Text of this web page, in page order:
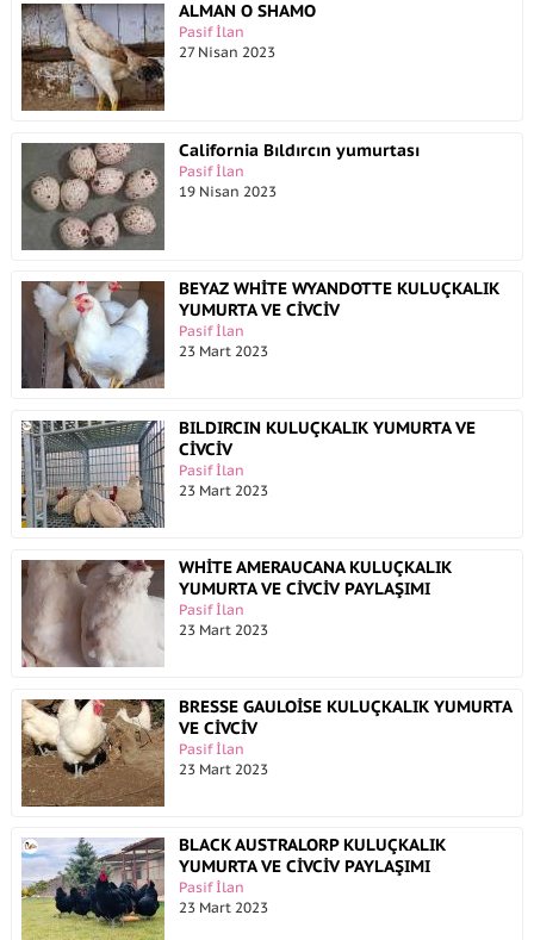
ALMAN O SHAMO
Pasif İlan
27 Nisan 2023
California Bıldırcın yumurtası
Pasif İlan
19 Nisan 2023
BEYAZ WHİTE WYANDOTTE KULUÇKALIK
YUMURTA VE CİVCİV
Pasif İlan
23 Mart 2023
BILDIRCIN KULUÇKALIK YUMURTA VE
CİVCİV
Pasif İlan
23 Mart 2023
WHİTE AMERAUCANA KULUÇKALIK
YUMURTA VE CİVCİV PAYLAŞIMI
Pasif İlan
23 Mart 2023
BRESSE GAULOİSE KULUÇKALIK YUMURTA
VE CİVCİV
Pasif İlan
23 Mart 2023
BLACK AUSTRALORP KULUÇKALIK
YUMURTA VE CİVCİV PAYLAŞIMI
Pasif İlan
23 Mart 2023